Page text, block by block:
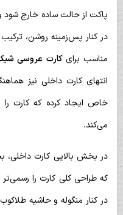
پاکت از حالت ساده خارج
در کنار پس‌زمینه روشن،
مناسب برایکارت عروسی
انتهای کارت داخلی نیز
خاص ایجاد کرده که کارت را
می‌کند.
در بخش بالایی کارت داخلی،
که طراحی کلی کارت را
در کنار منگوله و حاشیه